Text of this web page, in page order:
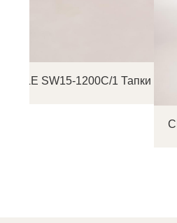
CLE SW15-1200C/1 Тапки